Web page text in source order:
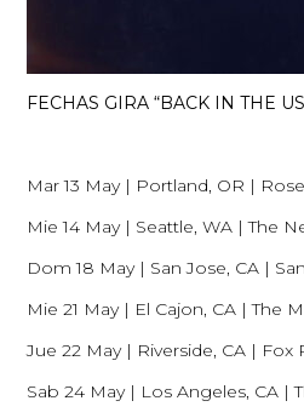
FECHAS GIRA “BACK IN THE
Mar 13 May | Portland, OR |
Mie 14 May | Seattle, WA | The
Dom 18 May | San Jose, CA |
Mie 21 May | El Cajon, CA | The
Jue 22 May | Riverside, CA |
Sab 24 May | Los Angeles, CA |